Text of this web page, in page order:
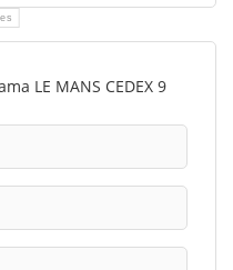
LE MANS CEDEX 9